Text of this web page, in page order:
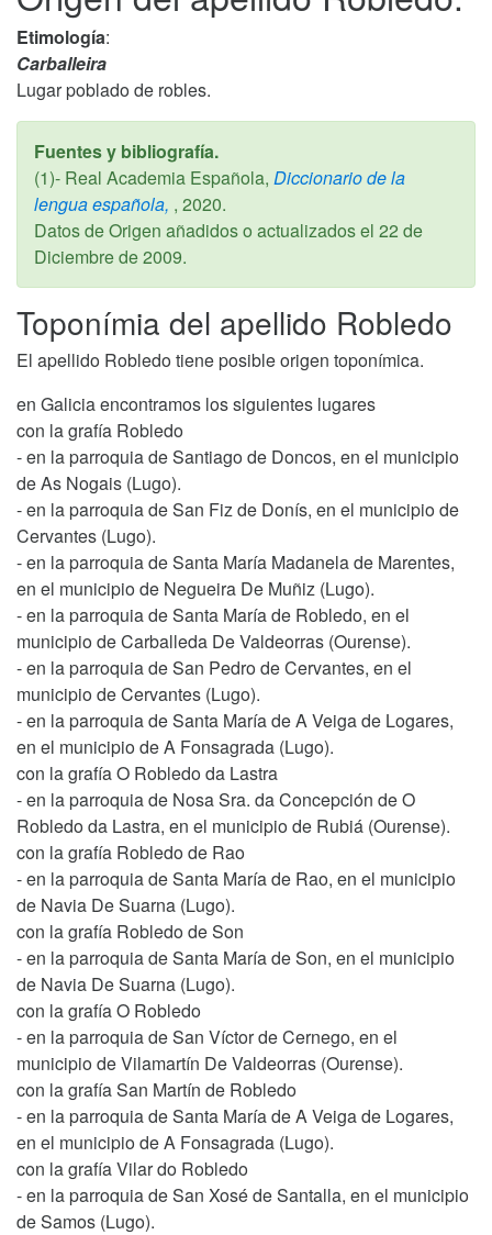
Etimología:
Carballeira
Lugar poblado de robles.
Fuentes y bibliografía.
(1)- Real Academia Española, Diccionario de la
lengua española, , 2020.
Datos de Origen añadidos o actualizados el 22 de
Diciembre de 2009.
Toponímia del apellido Robledo
El apellido Robledo tiene posible origen toponímica.
en Galicia encontramos los siguientes lugares
con la grafía Robledo
- en la parroquia de Santiago de Doncos, en el municipio
de As Nogais (Lugo).
- en la parroquia de San Fiz de Donís, en el municipio de
Cervantes (Lugo).
- en la parroquia de Santa María Madanela de Marentes,
en el municipio de Negueira De Muñiz (Lugo).
- en la parroquia de Santa María de Robledo, en el
municipio de Carballeda De Valdeorras (Ourense).
- en la parroquia de San Pedro de Cervantes, en el
municipio de Cervantes (Lugo).
- en la parroquia de Santa María de A Veiga de Logares,
en el municipio de A Fonsagrada (Lugo).
con la grafía O Robledo da Lastra
- en la parroquia de Nosa Sra. da Concepción de O
Robledo da Lastra, en el municipio de Rubiá (Ourense).
con la grafía Robledo de Rao
- en la parroquia de Santa María de Rao, en el municipio
de Navia De Suarna (Lugo).
con la grafía Robledo de Son
- en la parroquia de Santa María de Son, en el municipio
de Navia De Suarna (Lugo).
con la grafía O Robledo
- en la parroquia de San Víctor de Cernego, en el
municipio de Vilamartín De Valdeorras (Ourense).
con la grafía San Martín de Robledo
- en la parroquia de Santa María de A Veiga de Logares,
en el municipio de A Fonsagrada (Lugo).
con la grafía Vilar do Robledo
- en la parroquia de San Xosé de Santalla, en el municipio
de Samos (Lugo).